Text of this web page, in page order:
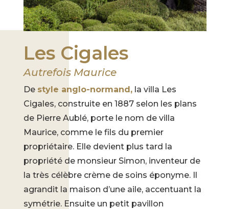
Les Cigales
Autrefois Maurice
De style anglo-normand,la villa Les
Cigales, construite en 1887 selon les plans
de Pierre Aublé, porte le nom de villa
Maurice, comme le fils du premier
propriétaire. Elle devient plus tard la
propriété de monsieur Simon, inventeur de
la très célèbre crème de soins éponyme. Il
agrandit la maison d’une aile, accentuant la
symétrie. Ensuite un petit pavillon